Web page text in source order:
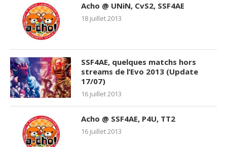
Acho @ UNiN, CvS2, SSF4AE
18 juillet 2013
SSF4AE, quelques matchs hors
streams de l’Evo 2013 (Update
17/07)
16 juillet 2013
Acho @ SSF4AE, P4U, TT2
16 juillet 2013